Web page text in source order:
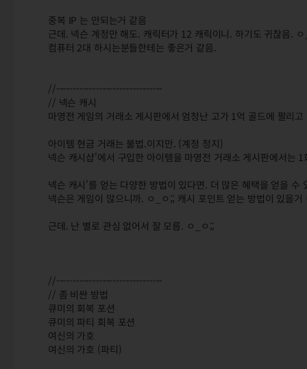
중복 IP 는 안되는거 같음
근데. 넥슨 계정만 해도. 캐릭터가 12 캐릭이니. 하기도 귀찮음.
컴퓨터 2대 하시는분들한테는 좋은거 같음.
//--------------------------------
// 넥슨 캐시
마영전 게임의 거래소 게시판에서 엄청난 고가 1억 골드에 팔리고
아이템 현금 거래는 불법.이지만. (계정 정지)
넥슨 캐시샵'에서 구입한 아이템을 마영전 거래소 게시판에서는
넥슨 캐시'를 얻는 다양한 방법이 있다면. 더 많은 혜택을 얻을 수
넥슨은 게임이 많으니까. ㅇ_ㅇ;; 캐시 포인트 얻는 방법이 있을거
근데. 난 별로 관심 없어서 잘 모름. ㅇ_ㅇ;;
//--------------------------------
// 좀 비싼 방법
큐미의 회복 포션
큐미의 파티 회복 포션
여신의 가호
여신의 가호 (파티)